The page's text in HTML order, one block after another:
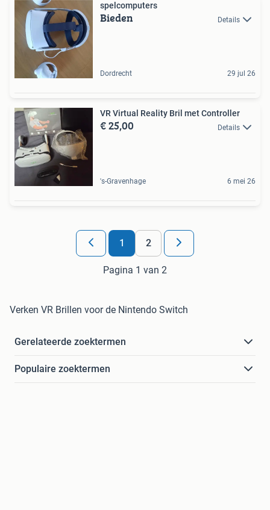
spelcomputers
Bieden Details
Dordrecht 29 jul 26
VR Virtual Reality Bril met Controller
€ 25,00 Details
's-Gravenhage 6 mei 26
1 2
Pagina 1 van 2
Verken VR Brillen voor de Nintendo Switch
Gerelateerde zoektermen
Populaire zoektermen